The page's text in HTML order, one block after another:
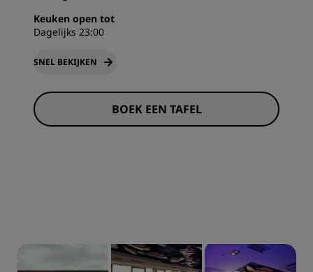
Keuken open tot
Dagelijks 23:00
SNEL BEKIJKEN
BOEK EEN TAFEL